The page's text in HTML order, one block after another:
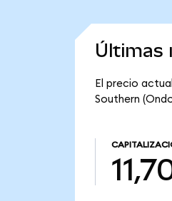
Últimas
El precio
Southern